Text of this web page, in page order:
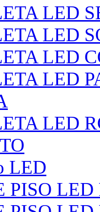
LED
LED
LED
LED
LED
LED
PISO